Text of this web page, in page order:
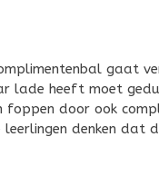
gaat
lade heeft moet
foppen door ook
denken dat